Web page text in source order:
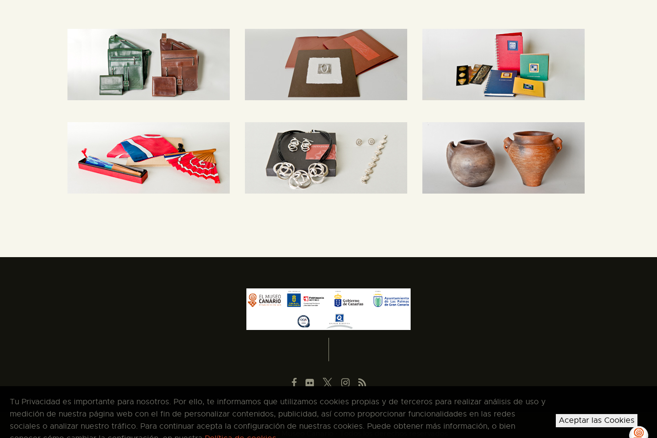
Copyright © 2026 El Museo Canario · Todos los derechos reservados
Tu Privacidad es importante para nosotros. Por ello, te informamos que utilizamos cookies propias y de terceros para realizar análisis de uso y
medición de nuestra página web con el fin de personalizar contenidos, publicidad, así como proporcionar funcionalidades en las redes
sociales o analizar nuestro tráfico. Para continuar acepta la configuración de nuestras cookies. Puede obtener más información, o bien
Aceptar las Cookies